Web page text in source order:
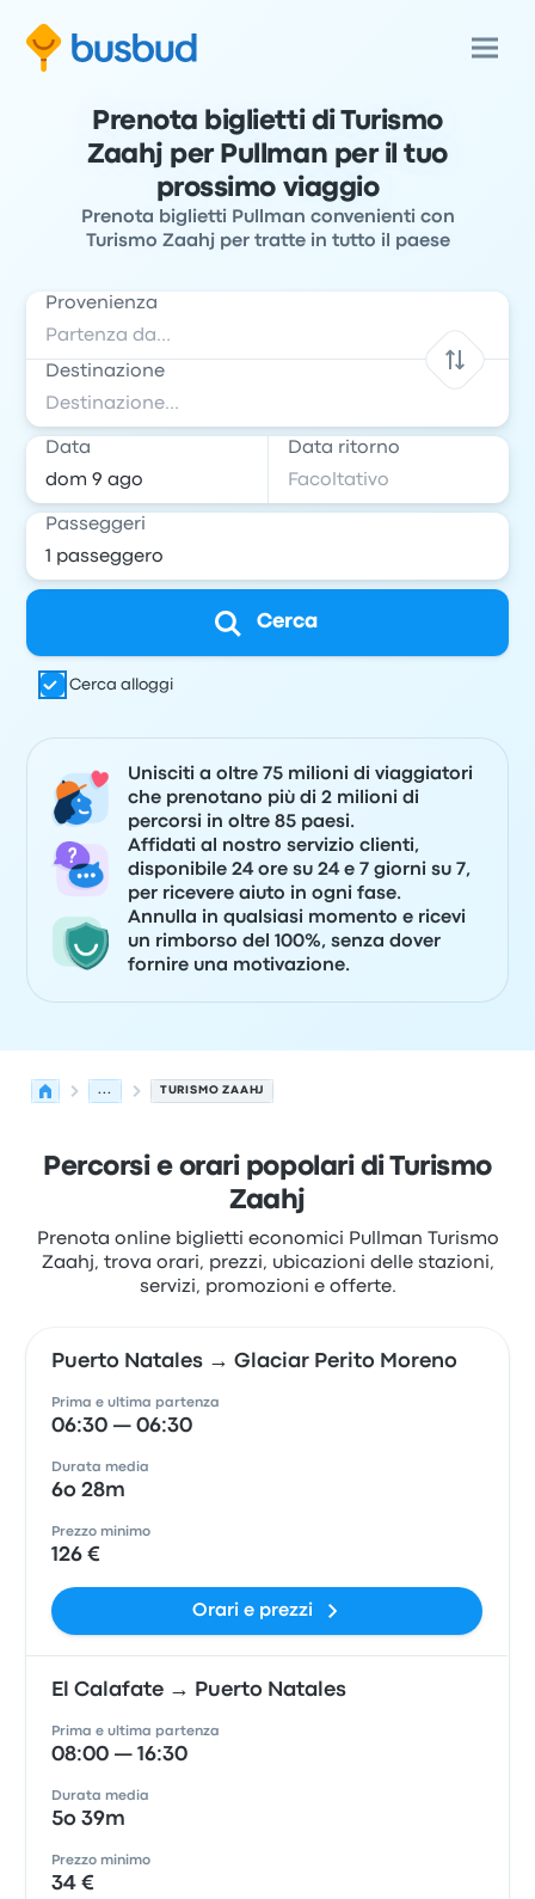
Prenota biglietti di Turismo
Zaahj per Pullman per il tuo
prossimo viaggio
Prenota biglietti Pullman convenienti con
Turismo Zaahj per tratte in tutto il paese
Provenienza
Destinazione
Data Data ritorno
Passeggeri
Cerca
Cerca alloggi
Unisciti a oltre 75 milioni di viaggiatori
che prenotano più di 2 milioni di
percorsi in oltre 85 paesi.
Affidati al nostro servizio clienti,
disponibile 24 ore su 24 e 7 giorni su 7,
per ricevere aiuto in ogni fase.
Annulla in qualsiasi momento e ricevi
un rimborso del 100%, senza dover
fornire una motivazione.
... TURISMO ZAAHJ
Percorsi e orari popolari di Turismo
Zaahj
Prenota online biglietti economici Pullman Turismo
Zaahj, trova orari, prezzi, ubicazioni delle stazioni,
servizi, promozioni e offerte.
Puerto Natales → Glaciar Perito Moreno
Prima e ultima partenza
06:30 — 06:30
Durata media
6o 28m
Prezzo minimo
126 €
Orari e prezzi
El Calafate → Puerto Natales
Prima e ultima partenza
08:00 — 16:30
Durata media
5o 39m
Prezzo minimo
34 €